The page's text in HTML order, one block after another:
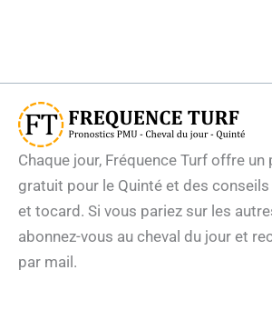
Chaque jour, Fréquence Turf offre
gratuit pour le Quinté et des
et tocard. Si vous pariez sur les
abonnez-vous au cheval du jour et
par mail.